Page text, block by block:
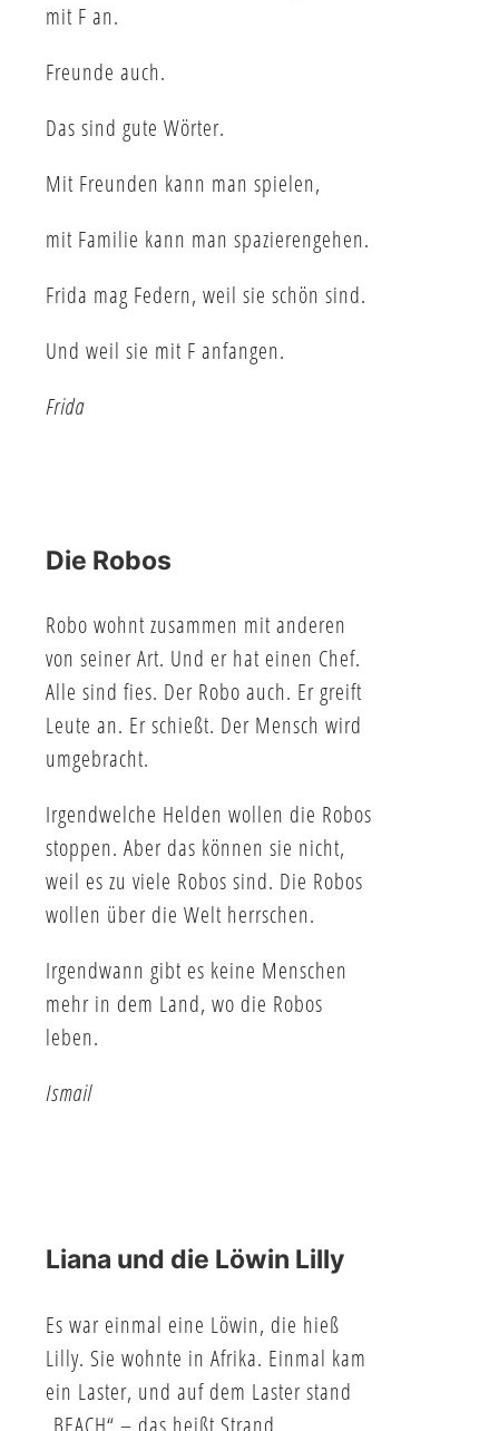
mit F an.
Freunde auch.
Das sind gute Wörter.
Mit Freunden kann man spielen,
mit Familie kann man spazierengehen.
Frida mag Federn, weil sie schön sind.
Und weil sie mit F anfangen.
Frida
Die Robos
Robo wohnt zusammen mit anderen
von seiner Art. Und er hat einen Chef.
Alle sind fies. Der Robo auch. Er greift
Leute an. Er schießt. Der Mensch wird
umgebracht.
Irgendwelche Helden wollen die Robos
stoppen. Aber das können sie nicht,
weil es zu viele Robos sind. Die Robos
wollen über die Welt herrschen.
Irgendwann gibt es keine Menschen
mehr in dem Land, wo die Robos
leben.
Ismail
Liana und die Löwin Lilly
Es war einmal eine Löwin, die hieß
Lilly. Sie wohnte in Afrika. Einmal kam
ein Laster, und auf dem Laster stand
„BEACH“ – das heißt Strand.